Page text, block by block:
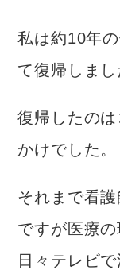
私は約10年
て復帰しまし
復帰したの
かけでした。
それまで看
ですが医療
日々テレビ